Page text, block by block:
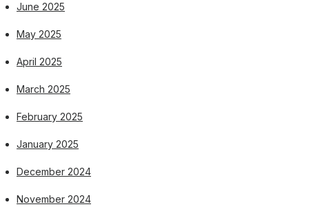
June 2025
May 2025
April 2025
March 2025
February 2025
January 2025
December 2024
November 2024